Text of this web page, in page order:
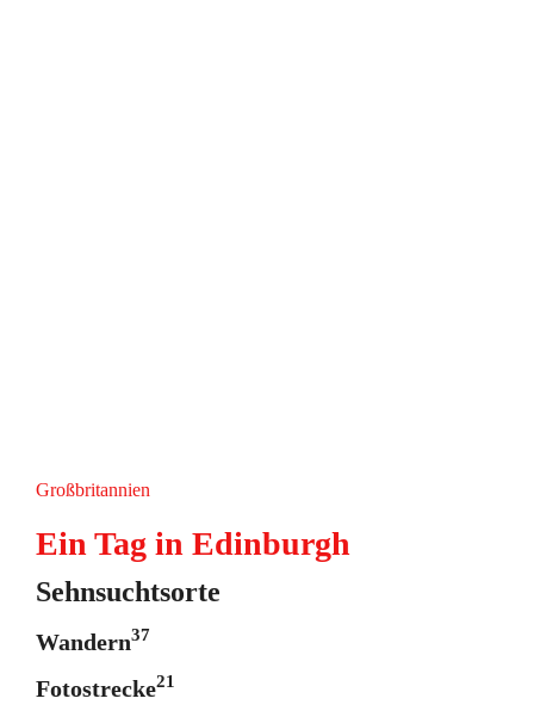
Großbritannien
Ein Tag in Edinburgh
Sehnsuchtsorte
Wandern37
Fotostrecke21